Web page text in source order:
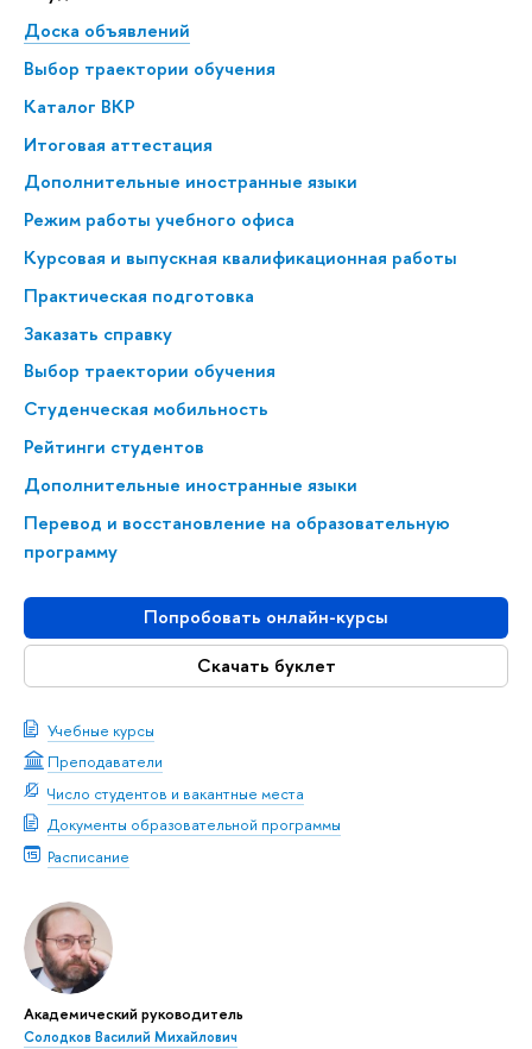
Доска объявлений
Выбор траектории обучения
Каталог ВКР
Итоговая аттестация
Дополнительные иностранные языки
Режим работы учебного офиса
Курсовая и выпускная квалификационная работы
Практическая подготовка
Заказать справку
Выбор траектории обучения
Студенческая мобильность
Рейтинги студентов
Дополнительные иностранные языки
Перевод и восстановление на образовательную
программу
Попробовать онлайн-курсы
Скачать буклет
Учебные курсы
Преподаватели
Число студентов и вакантные места
Документы образовательной программы
Расписание
Академический руководитель
Солодков Василий Михайлович